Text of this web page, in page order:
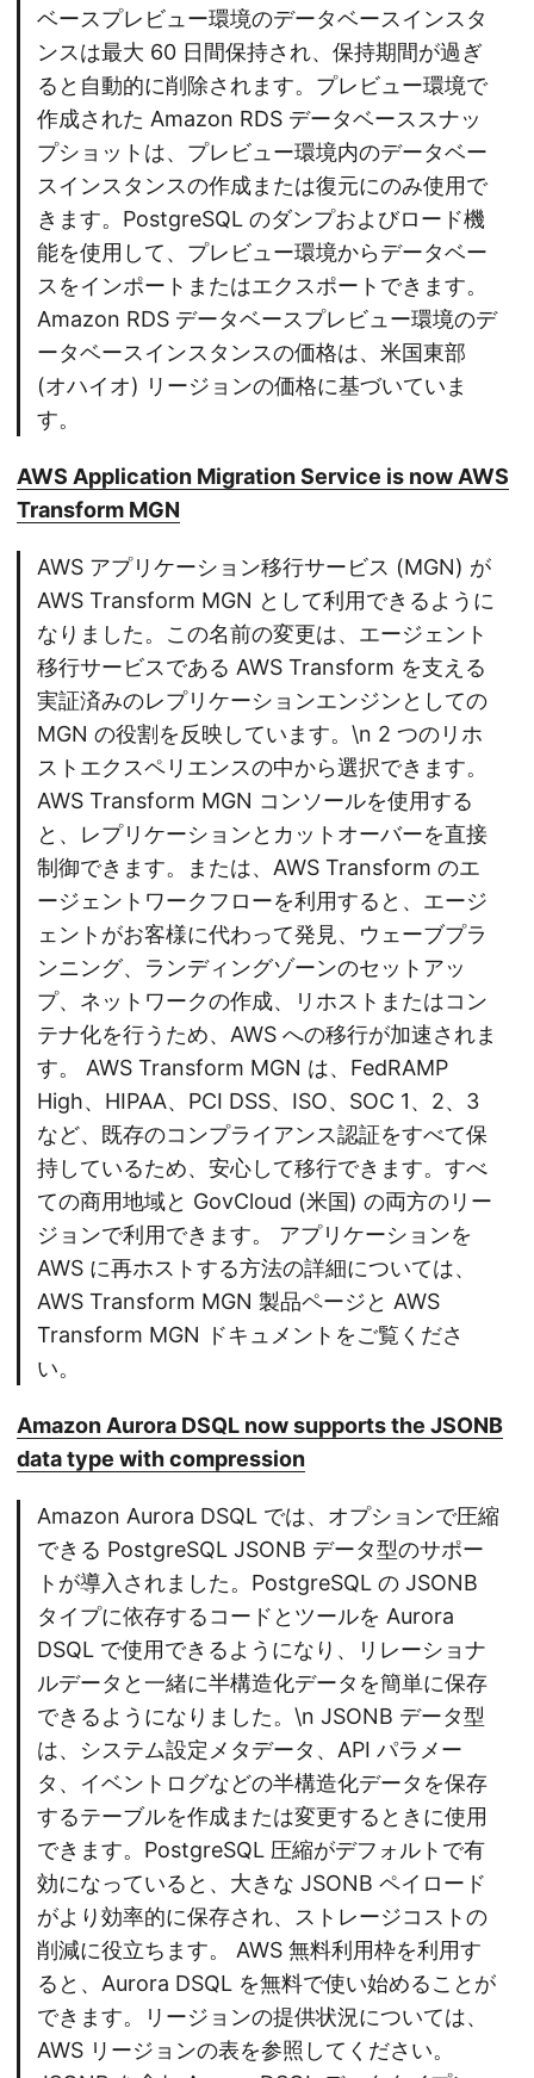
ベースプレビュー環境のデータベースインスタ
ンスは最大 60 日間保持され、保持期間が過ぎ
ると自動的に削除されます。プレビュー環境で
作成された Amazon RDS データベーススナッ
プショットは、プレビュー環境内のデータベー
スインスタンスの作成または復元にのみ使用で
きます。PostgreSQL のダンプおよびロード機
能を使用して、プレビュー環境からデータベー
スをインポートまたはエクスポートできます。
Amazon RDS データベースプレビュー環境のデ
ータベースインスタンスの価格は、米国東部
(オハイオ) リージョンの価格に基づいていま
す。
AWS Application Migration Service is now AWS
Transform MGN
AWS アプリケーション移行サービス (MGN) が
AWS Transform MGN として利用できるように
なりました。この名前の変更は、エージェント
移行サービスである AWS Transform を支える
実証済みのレプリケーションエンジンとしての
MGN の役割を反映しています。\n 2 つのリホ
ストエクスペリエンスの中から選択できます。
AWS Transform MGN コンソールを使用する
と、レプリケーションとカットオーバーを直接
制御できます。または、AWS Transform のエ
ージェントワークフローを利用すると、エージ
ェントがお客様に代わって発見、ウェーブプラ
ンニング、ランディングゾーンのセットアッ
プ、ネットワークの作成、リホストまたはコン
テナ化を行うため、AWS への移行が加速されま
す。 AWS Transform MGN は、FedRAMP
High、HIPAA、PCI DSS、ISO、SOC 1、2、3
など、既存のコンプライアンス認証をすべて保
持しているため、安心して移行できます。すべ
ての商用地域と GovCloud (米国) の両方のリー
ジョンで利用できます。 アプリケーションを
AWS に再ホストする方法の詳細については、
AWS Transform MGN 製品ページと AWS
Transform MGN ドキュメントをご覧くださ
い。
Amazon Aurora DSQL now supports the JSONB
data type with compression
Amazon Aurora DSQL では、オプションで圧縮
できる PostgreSQL JSONB データ型のサポー
トが導入されました。PostgreSQL の JSONB
タイプに依存するコードとツールを Aurora
DSQL で使用できるようになり、リレーショナ
ルデータと一緒に半構造化データを簡単に保存
できるようになりました。\n JSONB データ型
は、システム設定メタデータ、API パラメー
タ、イベントログなどの半構造化データを保存
するテーブルを作成または変更するときに使用
できます。PostgreSQL 圧縮がデフォルトで有
効になっていると、大きな JSONB ペイロード
がより効率的に保存され、ストレージコストの
削減に役立ちます。 AWS 無料利用枠を利用す
ると、Aurora DSQL を無料で使い始めることが
できます。リージョンの提供状況については、
AWS リージョンの表を参照してください。